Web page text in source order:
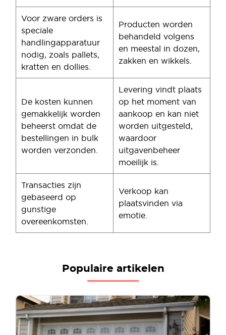
Voor zware orders is
speciale
handlingapparatuur
nodig, zoals pallets,
kratten en dollies.
Producten worden
behandeld volgens
en meestal in dozen,
zakken en wikkels.
De kosten kunnen
gemakkelijk worden
beheerst omdat de
bestellingen in bulk
worden verzonden.
Levering vindt plaats
op het moment van
aankoop en kan niet
worden uitgesteld,
waardoor
uitgavenbeheer
moeilijk is.
Transacties zijn
gebaseerd op
gunstige
overeenkomsten.
Verkoop kan
plaatsvinden via
emotie.
Populaire artikelen